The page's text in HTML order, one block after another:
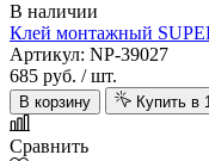
В наличии
Клей монтажный
Артикул: NP-39027
685 руб. / шт.
В корзину Купить в
Сравнить